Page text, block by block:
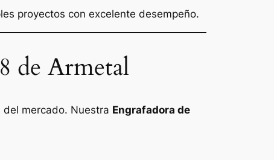
proyectos con excelente desempeño.
de Armetal
mercado. Nuestra Engrafadora de